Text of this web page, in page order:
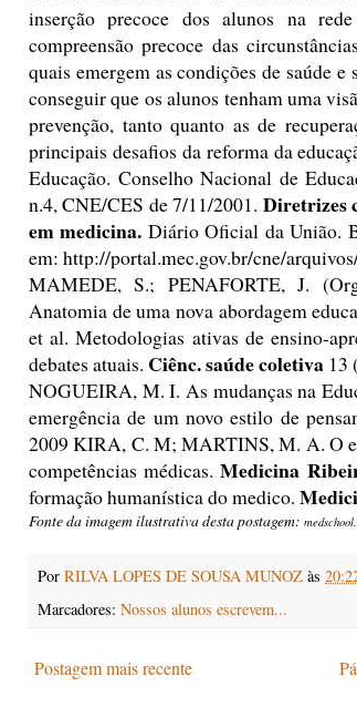
inserção precoce dos alunos na
compreensão precoce das
quais emergem as condições de saúde
conseguir que os alunos tenham uma
prevenção, tanto quanto as de
principais desafios da reforma da
Educação. Conselho Nacional de
n.4, CNE/CES de 7/11/2001. Diretrizes
em medicina. Diário Oficial da União.
em: http://portal.mec.gov.br/cne/
MAMEDE, S.; PENAFORTE, J.
Anatomia de uma nova abordagem
et al. Metodologias ativas de ensino-
debates atuais. Ciênc. saúde coletiva 13
NOGUEIRA, M. I. As mudanças na
emergência de um novo estilo de
2009 KIRA, C. M; MARTINS, M. A. O
competências médicas.Medicina
formação humanística do medico.
Fonte da imagem ilustrativa desta postagem:
Por RILVA LOPES DE SOUSA MUNOZ às
Marcadores: Nossos alunos escrevem...
Postagem mais recente